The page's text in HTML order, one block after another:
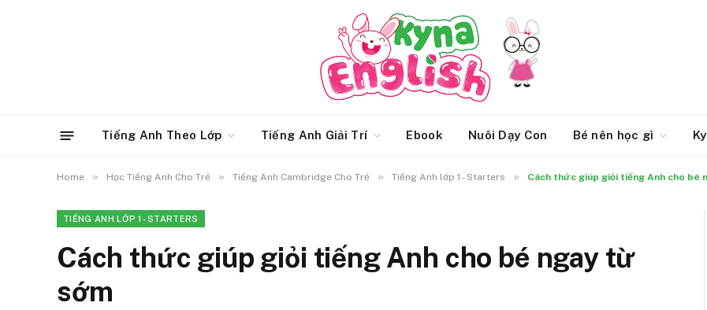
Tiếng Anh Theo Lớp Tiếng Anh Giải Trí Ebook Nuôi Dạy Con Bé nên học gì
Home » Học Tiếng Anh Cho Trẻ » Tiếng Anh Cambridge Cho Trẻ » Tiếng Anh lớp 1 - Starters » Cách thức giúp giỏi tiếng Anh cho bé
TIẾNG ANH LỚP 1 - STARTERS
Cách thức giúp giỏi tiếng Anh cho bé ngay từ
sớm